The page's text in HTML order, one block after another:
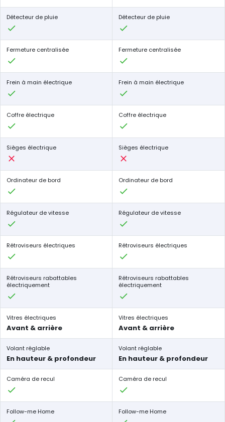
Détecteur de pluie Détecteur de pluie
Fermeture centralisée Fermeture centralisée
Frein à main électrique Frein à main électrique
Coffre électrique Coffre électrique
Sièges électrique Sièges électrique
Ordinateur de bord Ordinateur de bord
Régulateur de vitesse Régulateur de vitesse
Rétroviseurs électriques Rétroviseurs électriques
Rétroviseurs rabattables
électriquement
Rétroviseurs rabattables
électriquement
Vitres électriques
Avant & arrière
Vitres électriques
Avant & arrière
Volant réglable
En hauteur & profondeur
Volant réglable
En hauteur & profondeur
Caméra de recul Caméra de recul
Follow-me Home Follow-me Home